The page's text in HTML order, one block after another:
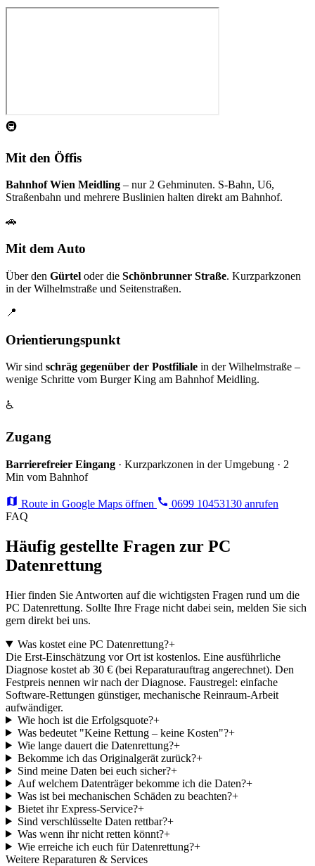
🚇
Mit den Öffis
Bahnhof Wien Meidling – nur 2 Gehminuten. S-Bahn, U6,
Straßenbahn und mehrere Buslinien halten direkt am Bahnhof.
🚗
Mit dem Auto
Über den Gürtel oder die Schönbrunner Straße. Kurzparkzonen
in der Wilhelmstraße und Seitenstraßen.
📍
Orientierungspunkt
Wir sind schräg gegenüber der Postfiliale in der Wilhelmstraße –
wenige Schritte vom Burger King am Bahnhof Meidling.
♿
Zugang
Barrierefreier Eingang · Kurzparkzonen in der Umgebung · 2
Min vom Bahnhof
Route in Google Maps öffnen
0699 10453130 anrufen
FAQ
Häufig gestellte Fragen zur PC
Datenrettung
Hier finden Sie Antworten auf die wichtigsten Fragen rund um die
PC Datenrettung. Sollte Ihre Frage nicht dabei sein, melden Sie sich
gern direkt bei uns.
Was kostet eine PC Datenrettung?+
Die Erst-Einschätzung vor Ort ist kostenlos. Eine ausführliche
Diagnose kostet ab 30 € (bei Reparaturauftrag angerechnet). Den
Festpreis nennen wir nach der Diagnose. Faustregel: einfache
Software-Rettungen günstiger, mechanische Reinraum-Arbeit
aufwändiger.
Wie hoch ist die Erfolgsquote?+
Was bedeutet "Keine Rettung – keine Kosten"?+
Wie lange dauert die Datenrettung?+
Bekomme ich das Originalgerät zurück?+
Sind meine Daten bei euch sicher?+
Auf welchem Datenträger bekomme ich die Daten?+
Was ist bei mechanischen Schäden zu beachten?+
Bietet ihr Express-Service?+
Sind verschlüsselte Daten rettbar?+
Was wenn ihr nicht retten könnt?+
Wie erreiche ich euch für Datenrettung?+
Weitere Reparaturen & Services